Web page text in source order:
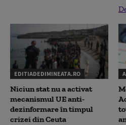
EDITIADEDIMINEATA.RO
Niciun stat nu a activat
mecanismul UE anti-
dezinformare în timpul
crizei din Ceuta